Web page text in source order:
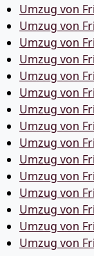
Umzug von
Umzug von
Umzug von
Umzug von
Umzug von
Umzug von
Umzug von
Umzug von
Umzug von
Umzug von
Umzug von
Umzug von
Umzug von
Umzug von
Umzug von